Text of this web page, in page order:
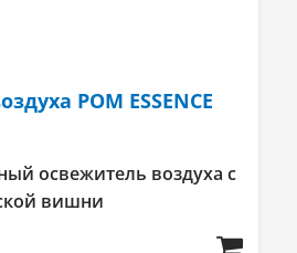
POM ESSENCE
освежитель воздуха с
вишни